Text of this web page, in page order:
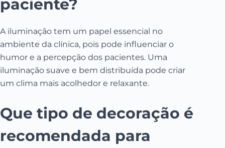
paciente?
A iluminação tem um papel essencial no
ambiente da clínica, pois pode influenciar o
humor e a percepção dos pacientes. Uma
iluminação suave e bem distribuída pode criar
um clima mais acolhedor e relaxante.
Que tipo de decoração é
recomendada para